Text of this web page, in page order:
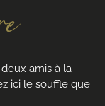
amis à la
ici le souffle que